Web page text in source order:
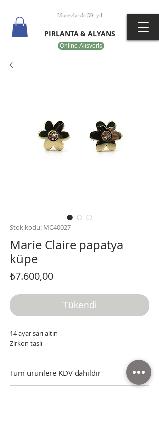
Online-Alışveriş
Mücevherde 59. yıl
PIRLANTA & ALYANS
Stok kodu: MC40027
Marie Claire papatya
küpe
₺7.600,00Fiyat
Tükendi
14 ayar sarı altın
Zirkon taşlı
Tüm ürünlere KDV dahildir
Tüm ürünler sertifikası, kutusu ve faturasıyla